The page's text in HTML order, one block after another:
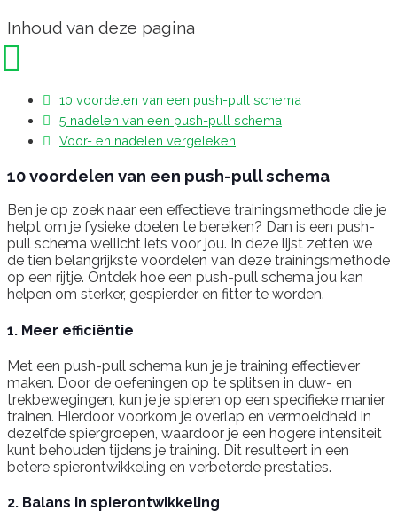
Inhoud van deze pagina
10 voordelen van een push-pull schema
5 nadelen van een push-pull schema
Voor- en nadelen vergeleken
10 voordelen van een push-pull schema
Ben je op zoek naar een effectieve trainingsmethode die je
helpt om je fysieke doelen te bereiken? Dan is een push-
pull schema wellicht iets voor jou. In deze lijst zetten we
de tien belangrijkste voordelen van deze trainingsmethode
op een rijtje. Ontdek hoe een push-pull schema jou kan
helpen om sterker, gespierder en fitter te worden.
1. Meer efficiëntie
Met een push-pull schema kun je je training effectiever
maken. Door de oefeningen op te splitsen in duw- en
trekbewegingen, kun je je spieren op een specifieke manier
trainen. Hierdoor voorkom je overlap en vermoeidheid in
dezelfde spiergroepen, waardoor je een hogere intensiteit
kunt behouden tijdens je training. Dit resulteert in een
betere spierontwikkeling en verbeterde prestaties.
2. Balans in spierontwikkeling